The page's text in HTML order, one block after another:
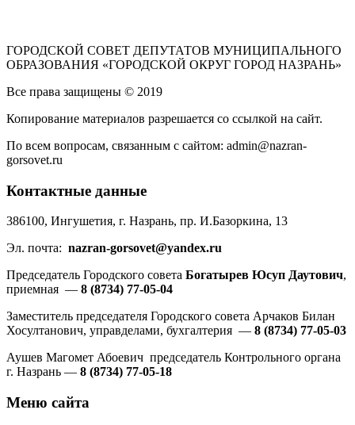
ГОРОДСКОЙ СОВЕТ ДЕПУТАТОВ МУНИЦИПАЛЬНОГО
ОБРАЗОВАНИЯ «ГОРОДСКОЙ ОКРУГ ГОРОД НАЗРАНЬ»
Все права защищены © 2019
Копирование материалов разрешается со ссылкой на сайт.
По всем вопросам, связанным с сайтом: admin@nazran-
gorsovet.ru
Контактные данные
386100, Ингушетия, г. Назрань, пр. И.Базоркина, 13
Эл. почта: nazran-gorsovet@yandex.ru
Председатель Городского совета Богатырев Юсуп Даутович,
приемная — 8 (8734) 77-05-04
Заместитель председателя Городского совета Арчаков Билан
Хосултанович, управделами, бухгалтерия — 8 (8734) 77-05-03
Аушев Магомет Абоевич председатель Контрольного органа
г. Назрань — 8 (8734) 77-05-18
Меню сайта